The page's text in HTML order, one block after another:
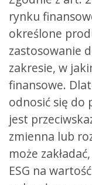
rynku
określone
zastosowanie
zakresie, w
finansowe.
odnosić się do
jest
zmienna lub
może
ESG na